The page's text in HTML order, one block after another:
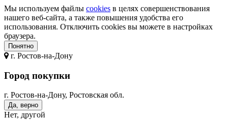
Мы используем файлы cookies в целях совершенствования
нашего веб-сайта, а также повышения удобства его
использования. Отключить cookies вы можете в настройках
браузера.
Понятно
г. Ростов-на-Дону
Город покупки
г. Ростов-на-Дону, Ростовская обл.
Да, верно
Нет, другой